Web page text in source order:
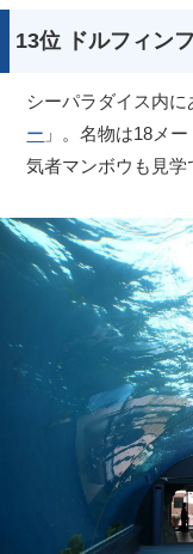
13位 ドルフィン
シーパラダイス内に
ー 」。名物は18メ
気者マンボウも見学